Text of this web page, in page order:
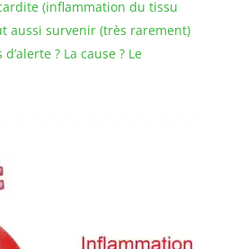
(inflammation du tissu
aussi survenir (très rarement)
? La cause ? Le